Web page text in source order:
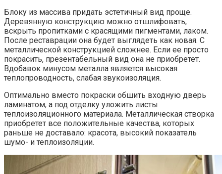
Блоку из массива придать эстетичный вид проще.
Деревянную конструкцию можно отшлифовать,
вскрыть пропитками с красящими пигментами, лаком.
После реставрации она будет выглядеть как новая. С
металлической конструкцией сложнее. Если ее просто
покрасить, презентабельный вид она не приобретет.
Вдобавок минусом металла является высокая
теплопроводность, слабая звукоизоляция.
Оптимально вместо покраски обшить входную дверь
ламинатом, а под отделку уложить листы
теплоизоляционного материала. Металлическая створка
приобретет все положительные качества, которых
раньше не доставало: красота, высокий показатель
шумо- и теплоизоляции.